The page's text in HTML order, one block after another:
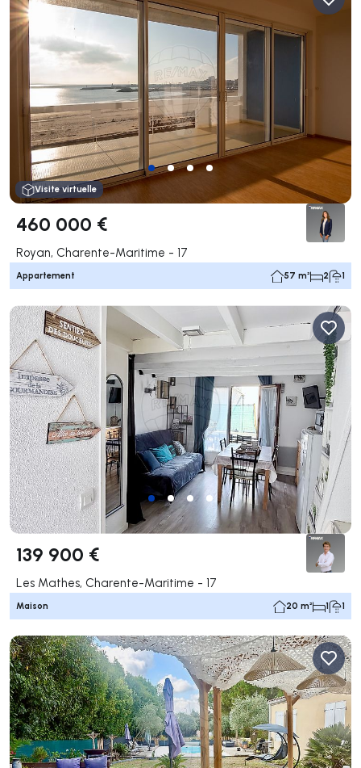
Visite virtuelle
460 000 €
Royan, Charente-Maritime - 17
Appartement 57 m² 2 1
139 900 €
Les Mathes, Charente-Maritime - 17
Maison 20 m² 1 1